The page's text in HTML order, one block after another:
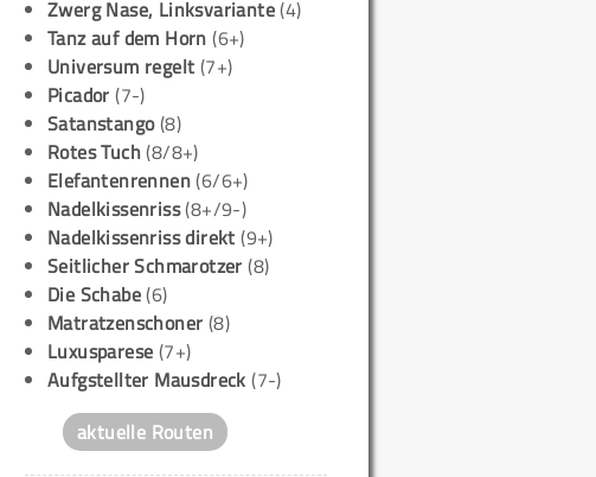
Zwerg Nase, Linksvariante(4)
Tanz auf dem Horn (6+)
Universum regelt (7+)
Picador (7-)
Satanstango(8)
Rotes Tuch(8/8+)
Elefantenrennen(6/6+)
Nadelkissenriss(8+/9-)
Nadelkissenriss direkt (9+)
Seitlicher Schmarotzer (8)
Die Schabe(6)
Matratzenschoner (8)
Luxusparese (7+)
Aufgstellter Mausdreck (7-)
aktuelle Routen